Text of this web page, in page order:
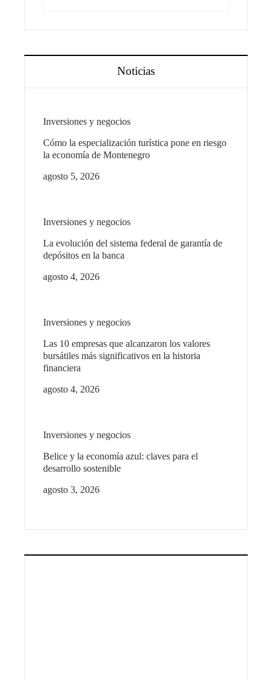
Noticias
Inversiones y negocios
Cómo la especialización turística pone en riesgo
la economía de Montenegro
agosto 5, 2026
Inversiones y negocios
La evolución del sistema federal de garantía de
depósitos en la banca
agosto 4, 2026
Inversiones y negocios
Las 10 empresas que alcanzaron los valores
bursátiles más significativos en la historia
financiera
agosto 4, 2026
Inversiones y negocios
Belice y la economía azul: claves para el
desarrollo sostenible
agosto 3, 2026